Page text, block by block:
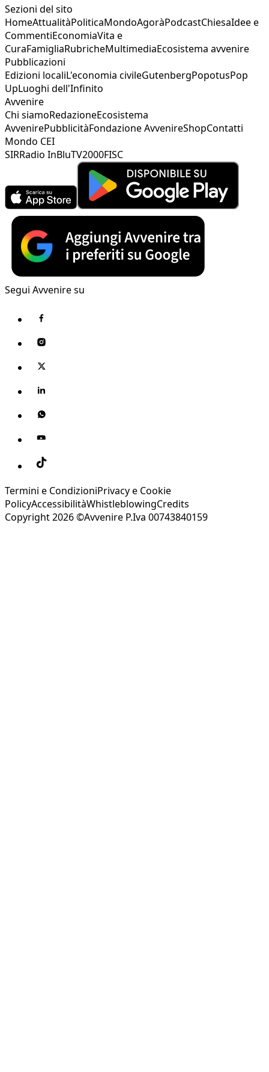
Sezioni del sito
HomeAttualitàPoliticaMondoAgoràPodcastChiesaIdee e
CommentiEconomiaVita e
CuraFamigliaRubricheMultimediaEcosistema avvenire
Pubblicazioni
Edizioni localiL'economia civileGutenbergPopotusPop
UpLuoghi dell'Infinito
Avvenire
Chi siamoRedazioneEcosistema
AvvenirePubblicitàFondazione AvvenireShopContatti
Mondo CEI
SIRRadio InBluTV2000FISC
Segui Avvenire su
Termini e CondizioniPrivacy e Cookie
PolicyAccessibilitàWhistleblowingCredits
Copyright 2026 ©Avvenire P.Iva 00743840159